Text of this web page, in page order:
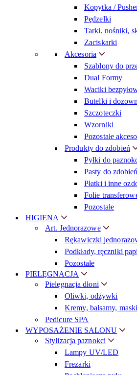
Kopytka /
Pędzelki
Tarki, nośniki,
Zaciskarki
Akcesoria
Szablony do
Dual Formy
Waciki
Butelki i
Szczoteczki
Wzorniki
Pozostałe
Produkty do zdobień
Pyłki do
Pasty do zdobień
Płatki i inne
Folie
Pozostałe
HIGIENA
Art. Jednorazowe
Rękawiczki
Podkłady, ręczniki
Pozostałe
PIELĘGNACJA
Pielęgnacja dłoni
Oliwki, odżywki
Kremy, balsamy,
Pedicure SPA
WYPOSAŻENIE SALONU
Stylizacja paznokci
Lampy UV/LED
Frezarki